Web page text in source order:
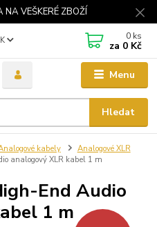
VEŠKERÉ ZBOŽÍ
Menu
Hledat
0 ks
za 0 Kč
kabely
Analogové XLR
analogový XLR kabel 1 m
End Audio
1 m